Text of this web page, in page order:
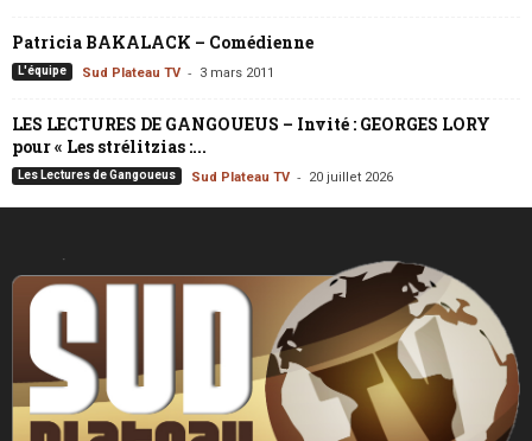
Patricia BAKALACK – Comédienne
L'équipe Sud Plateau TV - 3 mars 2011
LES LECTURES DE GANGOUEUS – Invité : GEORGES LORY
pour « Les strélitzias :...
Les Lectures de Gangoueus Sud Plateau TV - 20 juillet 2026